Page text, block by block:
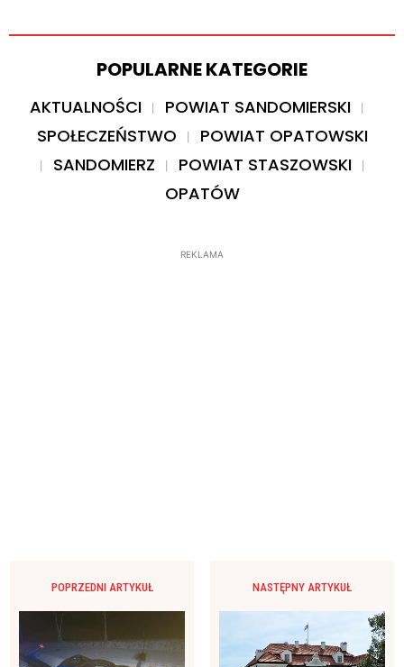
POPULARNE KATEGORIE
AKTUALNOŚCI
POWIAT SANDOMIERSKI
SPOŁECZEŃSTWO
POWIAT OPATOWSKI
SANDOMIERZ
POWIAT STASZOWSKI
OPATÓW
REKLAMA
POPRZEDNI ARTYKUŁ NASTĘPNY ARTYKUŁ